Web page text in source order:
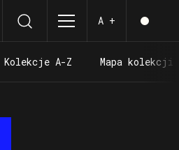
A +
Kolekcje A-Z
Mapa kolekcji
Mapa kolekcji